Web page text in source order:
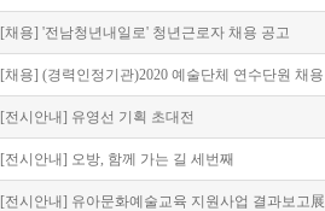
[채용] '전남청년내일로' 청년근로자 채용 공고
[채용] (경력인정기관)2020 예술단체 연수단원 채용
[전시안내] 유영선 기획 초대전
[전시안내] 오방, 함께 가는 길 세번째
[전시안내] 유아문화예술교육 지원사업 결과보고展